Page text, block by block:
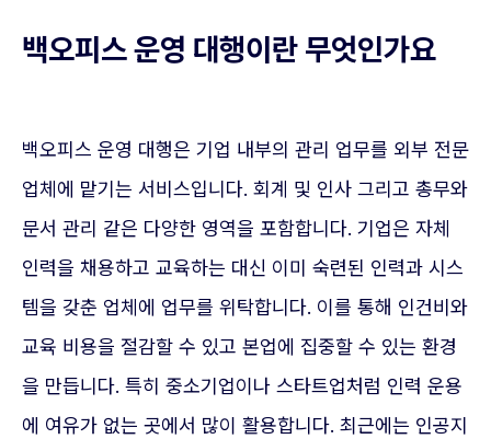
백오피스 운영 대행이란 무엇인가요
백오피스 운영 대행은 기업 내부의 관리 업무를 외부 전문
업체에 맡기는 서비스입니다. 회계 및 인사 그리고 총무와
문서 관리 같은 다양한 영역을 포함합니다. 기업은 자체
인력을 채용하고 교육하는 대신 이미 숙련된 인력과 시스
템을 갖춘 업체에 업무를 위탁합니다. 이를 통해 인건비와
교육 비용을 절감할 수 있고 본업에 집중할 수 있는 환경
을 만듭니다. 특히 중소기업이나 스타트업처럼 인력 운용
에 여유가 없는 곳에서 많이 활용합니다. 최근에는 인공지